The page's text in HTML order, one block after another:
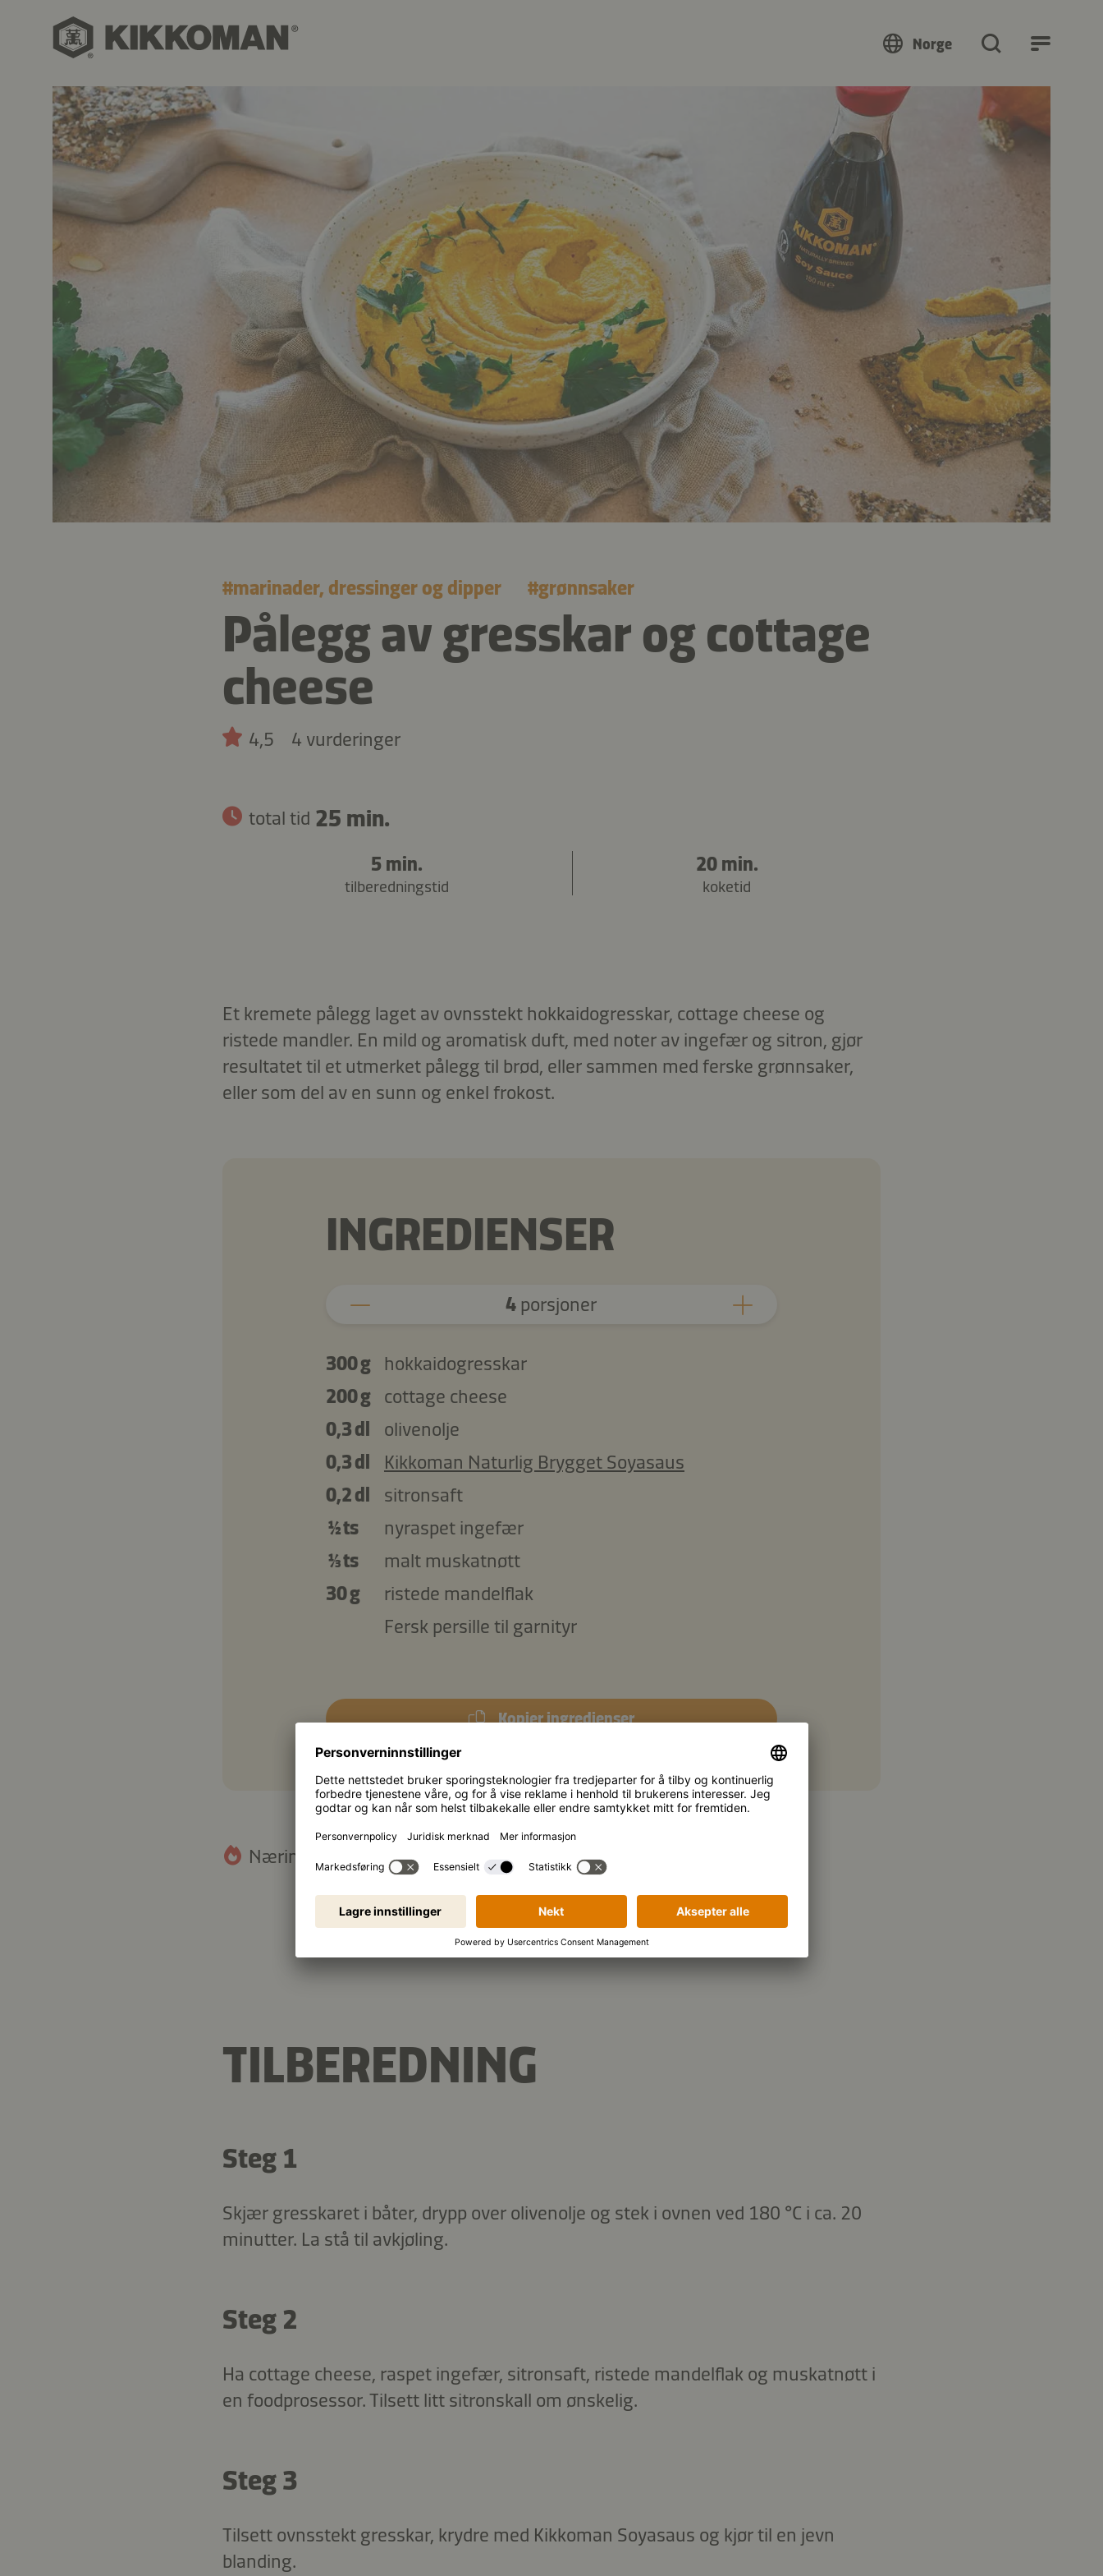
Norge
#marinader, dressinger og dipper #grønnsaker
Pålegg av gresskar og cottage
cheese
4,5 4 vurderinger
total tid 25 min.
5 min.
tilberedningstid
20 min.
koketid
Et kremete pålegg laget av ovnsstekt hokkaidogresskar, cottage cheese og
ristede mandler. En mild og aromatisk duft, med noter av ingefær og sitron, gjør
resultatet til et utmerket pålegg til brød, eller sammen med ferske grønnsaker,
eller som del av en sunn og enkel frokost.
INGREDIENSER
4 porsjoner
300 g
hokkaidogresskar
200 g cottage cheese
0,3 dl
olivenolje
0,3 dl
Kikkoman Naturlig Brygget Soyasaus
0,2 dl
sitronsaft
½ ts
nyraspet ingefær
⅓ ts
malt muskatnøtt
30 g
ristede mandelflak
Fersk persille til garnityr
Kopier ingredienser
Næringsinnhold (per porsjon): 788 kJ/188 kcal
12,7 g
Fett
8,6 g
Protein
11,5 g
Karbohydrater
TILBEREDNING
Steg 1
Skjær gresskaret i båter, drypp over olivenolje og stek i ovnen ved 180 °C i ca. 20
minutter. La stå til avkjøling.
Steg 2
Ha cottage cheese, raspet ingefær, sitronsaft, ristede mandelflak og muskatnøtt i
en foodprosessor. Tilsett litt sitronskall om ønskelig.
Steg 3
Tilsett ovnsstekt gresskar, krydre med Kikkoman Soyasaus og kjør til en jevn
blanding.